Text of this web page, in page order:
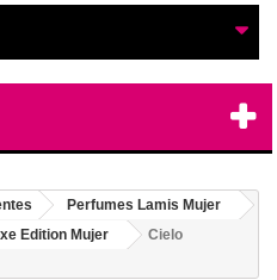
Perfumes Lamis Mujer
Edition Mujer
Cielo